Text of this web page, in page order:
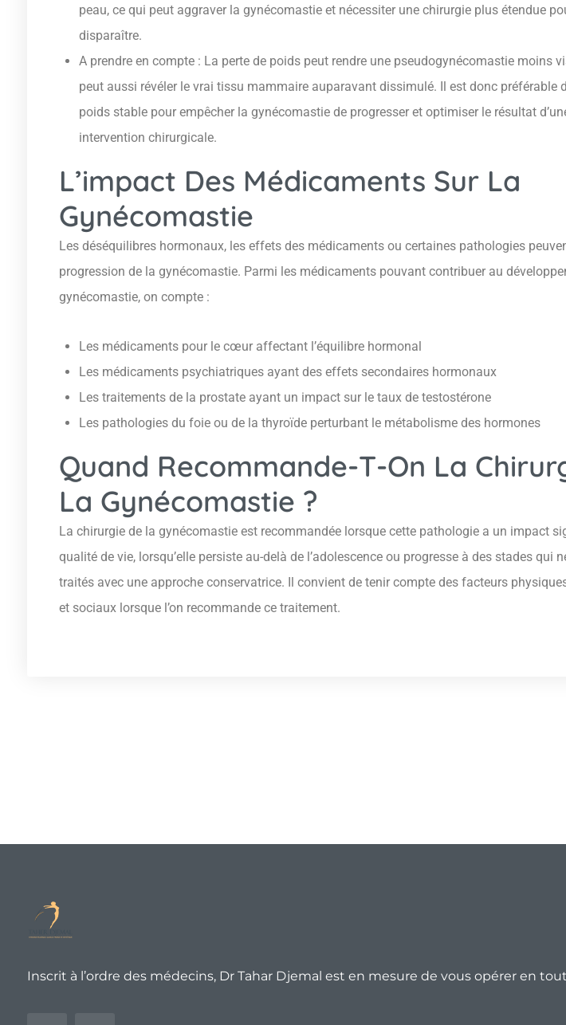
peau, ce qui peut aggraver la gynécomastie et nécessiter une chirurgie plus étendue
disparaître.
A prendre en compte : La perte de poids peut rendre une pseudogynécomastie moins
peut aussi révéler le vrai tissu mammaire auparavant dissimulé. Il est donc préférable
poids stable pour empêcher la gynécomastie de progresser et optimiser le résultat
intervention chirurgicale.
L’impact Des Médicaments Sur La
Gynécomastie
Les déséquilibres hormonaux, les effets des médicaments ou certaines pathologies
progression de la gynécomastie. Parmi les médicaments pouvant contribuer au
gynécomastie, on compte :
Les médicaments pour le cœur affectant l’équilibre hormonal
Les médicaments psychiatriques ayant des effets secondaires hormonaux
Les traitements de la prostate ayant un impact sur le taux de testostérone
Les pathologies du foie ou de la thyroïde perturbant le métabolisme des hormones
Quand Recommande-T-On La
La Gynécomastie ?
La chirurgie de la gynécomastie est recommandée lorsque cette pathologie a un impact
qualité de vie, lorsqu’elle persiste au-delà de l’adolescence ou progresse à des stades qui
traités avec une approche conservatrice. Il convient de tenir compte des facteurs
et sociaux lorsque l’on recommande ce traitement.
Inscrit à l’ordre des médecins, Dr Tahar Djemal est en mesure de vous opérer en